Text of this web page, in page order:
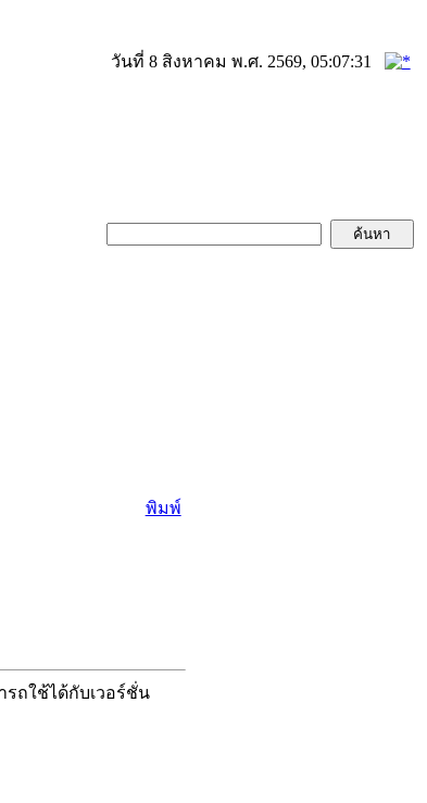
วันที่ 8 สิงหาคม พ.ศ. 2569, 05:07:31
พิมพ์
ถใช้ได้กับเวอร์ชั่น